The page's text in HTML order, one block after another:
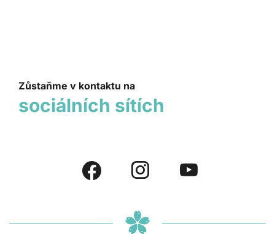
Zůstaňme v kontaktu na
sociálních sítích